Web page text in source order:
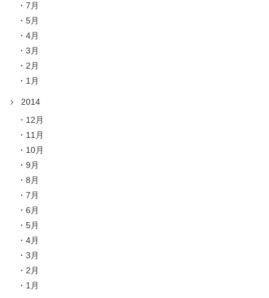
7月
5月
4月
3月
2月
1月
2014
12月
11月
10月
9月
8月
7月
6月
5月
4月
3月
2月
1月